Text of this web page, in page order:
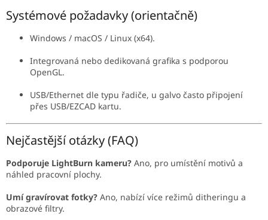
Systémové požadavky (orientačně)
Windows / macOS / Linux (x64).
Integrovaná nebo dedikovaná grafika s podporou
OpenGL.
USB/Ethernet dle typu řadiče, u galvo často připojení
přes USB/EZCAD kartu.
Nejčastější otázky (FAQ)
Podporuje LightBurn kameru? Ano, pro umístění motivů a
náhled pracovní plochy.
Umí gravírovat fotky? Ano, nabízí více režimů ditheringu a
obrazové filtry.